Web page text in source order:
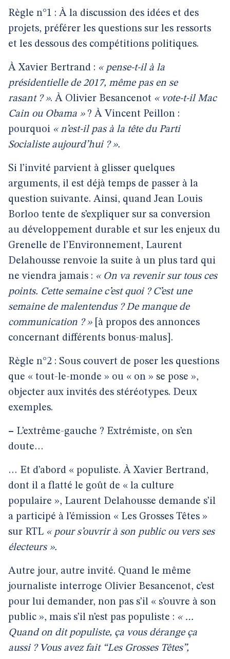
Règle n°1 : À la discussion des idées et des
projets, préférer les questions sur les ressorts
et les dessous des compétitions politiques.
À Xavier Bertrand : « pense-t-il à la
présidentielle de 2017, même pas en se
rasant ? ». À Olivier Besancenot « vote-t-il Mac
Cain ou Obama »? À Vincent Peillon :
pourquoi « n’est-il pas à la tête du Parti
Socialiste aujourd’hui ? ».
Si l’invité parvient à glisser quelques
arguments, il est déjà temps de passer à la
question suivante. Ainsi, quand Jean Louis
Borloo tente de s’expliquer sur sa conversion
au développement durable et sur les enjeux du
Grenelle de l’Environnement, Laurent
Delahousse renvoie la suite à un plus tard qui
ne viendra jamais : « On va revenir sur tous ces
points. Cette semaine c’est quoi ? C’est une
semaine de malentendus ? De manque de
communication ? » [à propos des annonces
concernant différents bonus-malus].
Règle n°2 : Sous couvert de poser les questions
que « tout-le-monde » ou « on » se pose »,
objecter aux invités des stéréotypes. Deux
exemples.
– L’extrême-gauche ? Extrémiste, on s’en
doute…
… Et d’abord « populiste. À Xavier Bertrand,
dont il a flatté le goût de « la culture
populaire », Laurent Delahousse demande s’il
a participé à l’émission « Les Grosses Têtes »
sur RTL « pour s’ouvrir à son public ou vers ses
électeurs ».
Autre jour, autre invité. Quand le même
journaliste interroge Olivier Besancenot, c’est
pour lui demander, non pas s’il « s’ouvre à son
public », mais s’il n’est pas populiste : « …
Quand on dit populiste, ça vous dérange ça
aussi ? Vous avez fait “Les Grosses Têtes”,